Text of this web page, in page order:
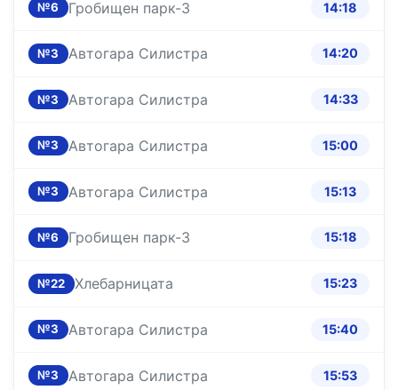
№6 Гробищен парк-3 14:18
№3 Автогара Силистра 14:20
№3 Автогара Силистра 14:33
№3 Автогара Силистра 15:00
№3 Автогара Силистра 15:13
№6 Гробищен парк-3 15:18
№22 Хлебарницата 15:23
№3 Автогара Силистра 15:40
№3 Автогара Силистра 15:53